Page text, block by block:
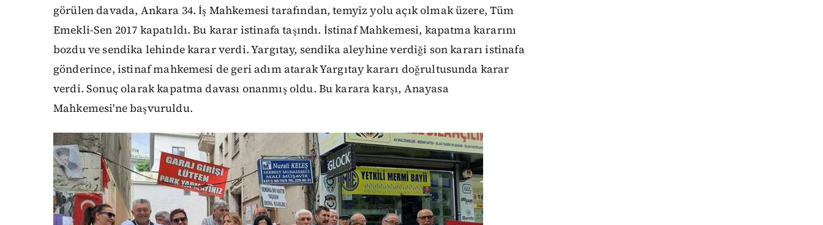
görülen davada, Ankara 34. İş Mahkemesi tarafından, temyiz yolu açık olmak üzere, Tüm
Emekli-Sen 2017 kapatıldı. Bu karar istinafa taşındı. İstinaf Mahkemesi, kapatma kararını
bozdu ve sendika lehinde karar verdi. Yargıtay, sendika aleyhine verdiği son kararı istinafa
gönderince, istinaf mahkemesi de geri adım atarak Yargıtay kararı doğrultusunda karar
verdi. Sonuç olarak kapatma davası onanmış oldu. Bu karara karşı, Anayasa
Mahkemesi'ne başvuruldu.